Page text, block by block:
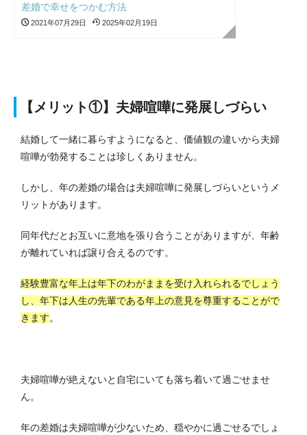
差婚で幸せをつかむ方法
2021年07月29日 2025年02月19日
【メリット①】夫婦喧嘩に発展しづらい
結婚して一緒に暮らすようになると、価値観の違いから夫婦
喧嘩が勃発することは珍しくありません。
しかし、年の差婚の場合は夫婦喧嘩に発展しづらいというメ
リットがあります。
同年代だとお互いに意地を張り合うことがありますが、年齢
が離れていれば譲り合えるのです。
経験豊富な年上は年下のわがままを受け入れられるでしょう
し、年下は人生の先輩である年上の意見を尊重することがで
きます。
夫婦喧嘩が絶えないと自宅にいても落ち着いて過ごせませ
ん。
年の差婚は夫婦喧嘩が少ないため、穏やかに過ごせるでしょ